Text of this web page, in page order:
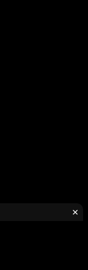
Reserved
×